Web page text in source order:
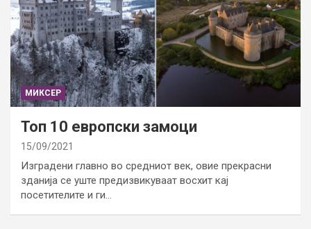
МИКСЕР
Топ 10 европски замоци
15/09/2021
Изградени главно во средниот век, овие прекрасни
зданија се уште предизвикуваат восхит кај
посетителите и ги…